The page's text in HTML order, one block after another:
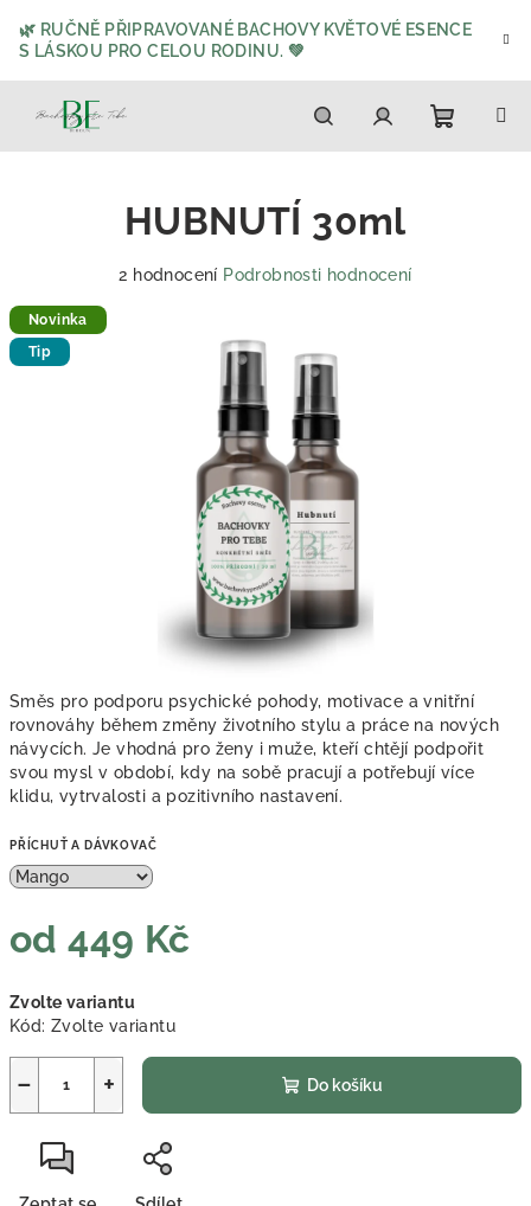
obsah
🌿 RUČNĚ PŘIPRAVOVANÉ BACHOVY KVĚTOVÉ ESENCE
S LÁSKOU PRO CELOU RODINU. 💚
HledatPřihlášení
Směs pro podporu psychické pohody, motivace a vnitřní
rovnováhy během změny životního stylu a práce na nových
návycích. Je vhodná pro ženy i muže, kteří chtějí podpořit
svou mysl v období, kdy na sobě pracují a potřebují více
klidu, vytrvalosti a pozitivního nastavení.
PŘÍCHUŤ A DÁVKOVAČ
od449 Kč
cena:
Zvolte variantu
Kód: Zvolte variantu
+
− Do košíku
HUBNUTÍ 30ml
Průměrné
2 hodnocení Podrobnosti hodnocení
Novinka
Tip